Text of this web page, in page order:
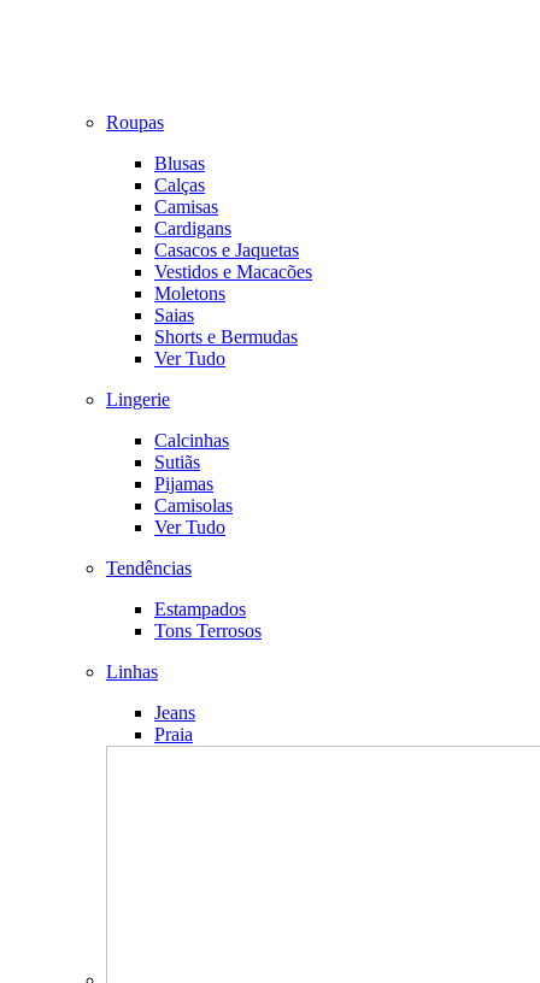
Roupas
Blusas
Calças
Camisas
Cardigans
Casacos e Jaquetas
Vestidos e Macacões
Moletons
Saias
Shorts e Bermudas
Ver Tudo
Lingerie
Calcinhas
Sutiãs
Pijamas
Camisolas
Ver Tudo
Tendências
Estampados
Tons Terrosos
Linhas
Jeans
Praia